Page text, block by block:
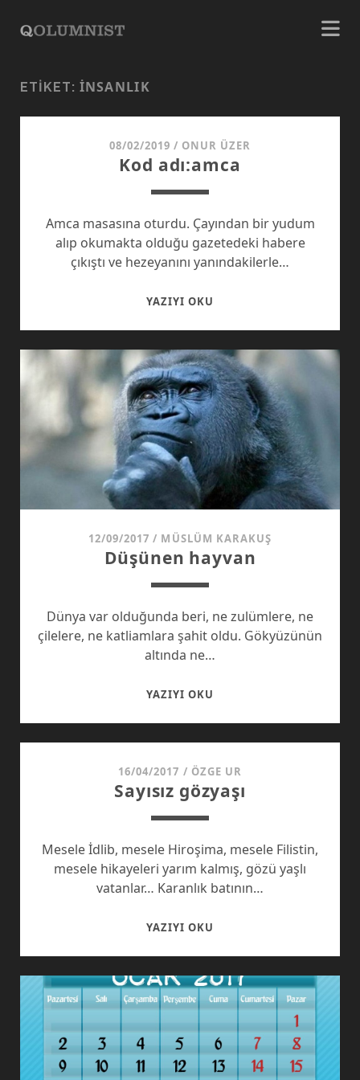
ETIKET: INSANLIK
08/02/2019 / ONUR ÜZER
Kod adı:amca
Amca masasına oturdu. Çayından bir yudum
alıp okumakta olduğu gazetedeki habere
çıkıştı ve hezeyanını yanındakilerle…
YAZIYI OKU
12/09/2017 / MÜSLÜM KARAKUŞ
Düşünen hayvan
Dünya var olduğunda beri, ne zulümlere, ne
çilelere, ne katliamlara şahit oldu. Gökyüzünün
altında ne…
YAZIYI OKU
16/04/2017 / ÖZGE UR
Sayısız gözyaşı
Mesele İdlib, mesele Hiroşima, mesele Filistin,
mesele hikayeleri yarım kalmış, gözü yaşlı
vatanlar… Karanlık batının…
YAZIYI OKU